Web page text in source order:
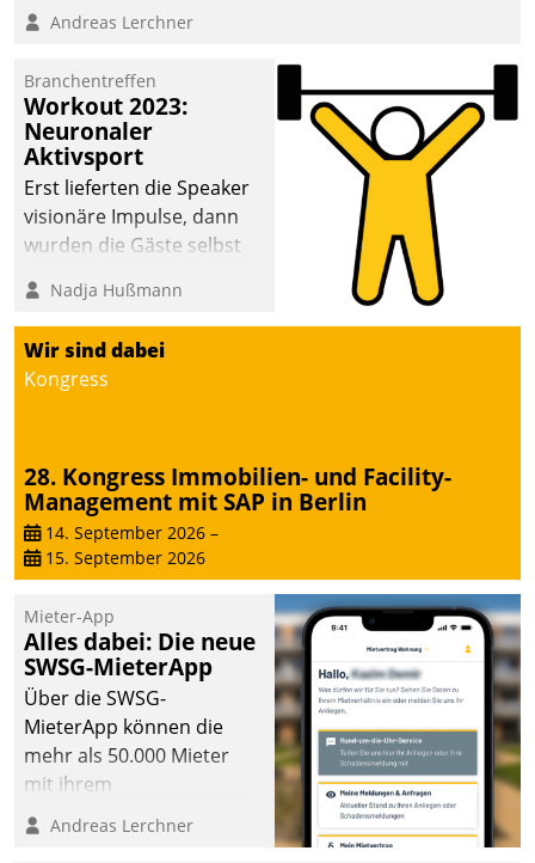
Andreas Lerchner
Branchentreffen
Workout 2023:
Neuronaler
Aktivsport
Erst lieferten die Speaker
visionäre Impulse, dann
wurden die Gäste selbst
methodisch
Vernetzungsideen fürs
Quartier. Dazwischen
zeigte Datatrain, was es
Nadja Hußmann
Wir sind dabei
Kongress
28. Kongress Immobilien- und Facility-
Management mit SAP in Berlin
14. September 2026 –
15. September 2026
Mieter-App
Alles dabei: Die neue
SWSG-MieterApp
Über die SWSG-
MieterApp können die
mehr als 50.000 Mieter
mit ihrem
Wohnungsunternehmen
kommunizieren, auf dem
Andreas Lerchner